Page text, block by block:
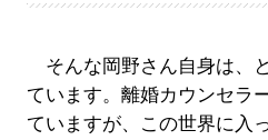
そんな岡野さん自身は、
ています。離婚カウンセラ
ていますが、この世界に入